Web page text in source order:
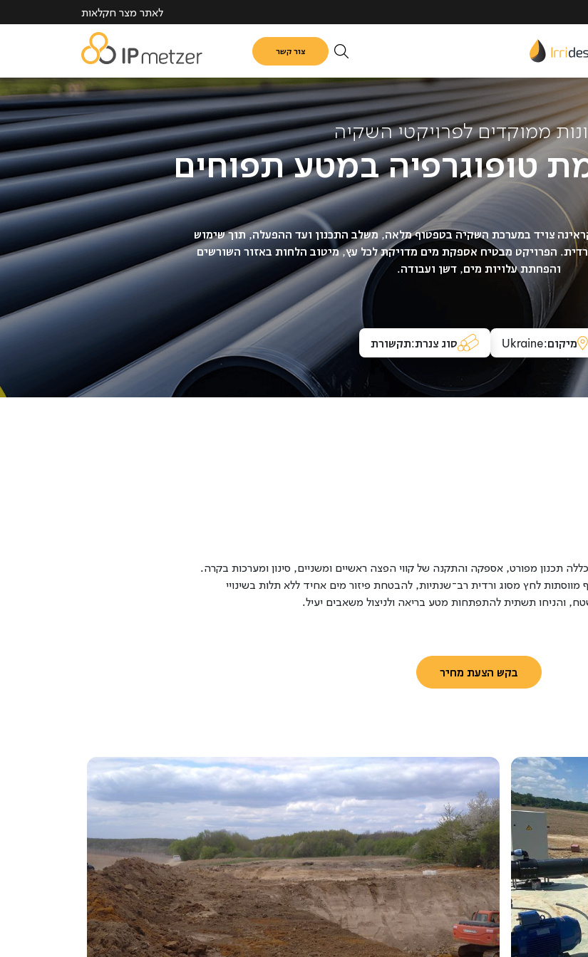
לאתר מצר חקלאות
צור קשר
ממוקדים לפרויקטי השקיה
טופוגרפיה במטע תפוחים
של 52 דונם באוקראינה צויד במערכת השקיה בטפטוף מלאה, משלב התכנון ועד ההפעלה, תוך שימוש
הפרויקט מבטיח אספקת מים מדויקת לכל עץ, מיטוב הלחות באזור השורשים
והפחתת עלויות מים, דשן ועבודה.
מיקום:Ukraine סוג צנרת:תקשורת
תכנון מפורט, אספקה והתקנה של קווי הפצה ראשיים ומשניים, סינון ומערכות בקרה.
לחץ מסוג ורדית רב־שנתיות, להבטחת פיזור מים אחיד ללא תלות בשינויי
והניחו תשתית להתפתחות מטע בריאה ולניצול משאבים יעיל.
בקש הצעת מחיר